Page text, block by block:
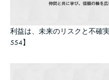
利益は、未来のリスクと不確
554】